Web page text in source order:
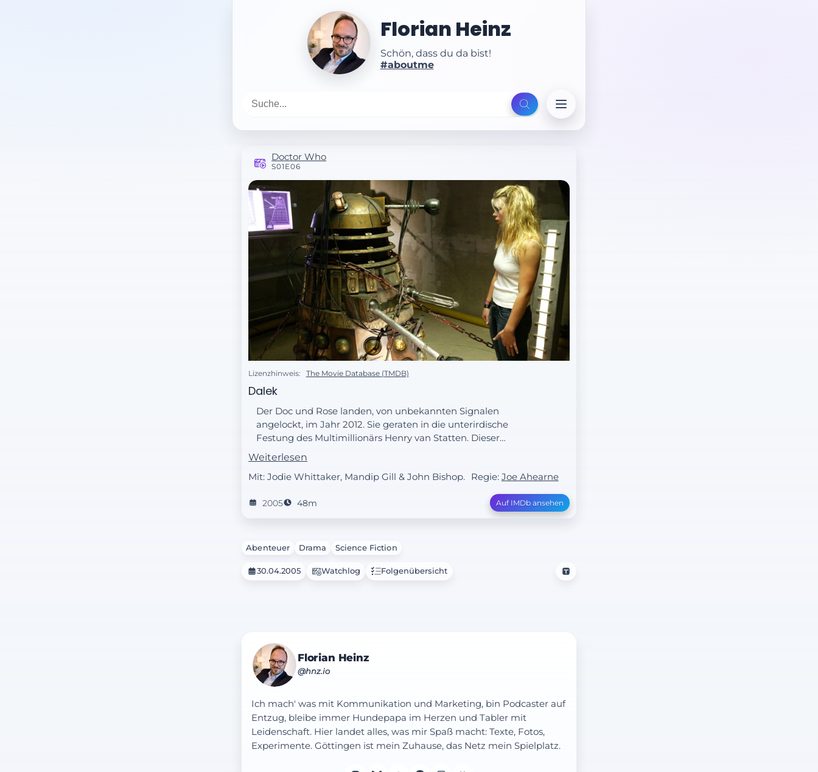
Florian Heinz
Schön, dass du da bist!
#aboutme
Doctor Who
S01E06
Lizenzhinweis: The Movie Database (TMDB)
Dalek
Der Doc und Rose landen, von unbekannten Signalen
angelockt, im Jahr 2012. Sie geraten in die unterirdische
Festung des Multimillionärs Henry van Statten. Dieser
sammelt außerirdische Artefakte in einem Museum. Das
Signal, ein Notruf, stammt von van Stattens neuestem
Erwerb - einem Dalek. Der Dalek ist anfangs schwach und
empfindet, zu neuen Kräften kommt. Von diesem Moment
Weiterlesen
Mit: Jodie Whittaker, Mandip Gill & John Bishop. Regie: Joe Ahearne
2005 48m Auf IMDb ansehen
Abenteuer Drama Science Fiction
30.04.2005 Watchlog Folgenübersicht
Florian Heinz
@hnz.io
Ich mach' was mit Kommunikation und Marketing, bin Podcaster auf
Entzug, bleibe immer Hundepapa im Herzen und Tabler mit
Leidenschaft. Hier landet alles, was mir Spaß macht: Texte, Fotos,
Experimente. Göttingen ist mein Zuhause, das Netz mein Spielplatz.